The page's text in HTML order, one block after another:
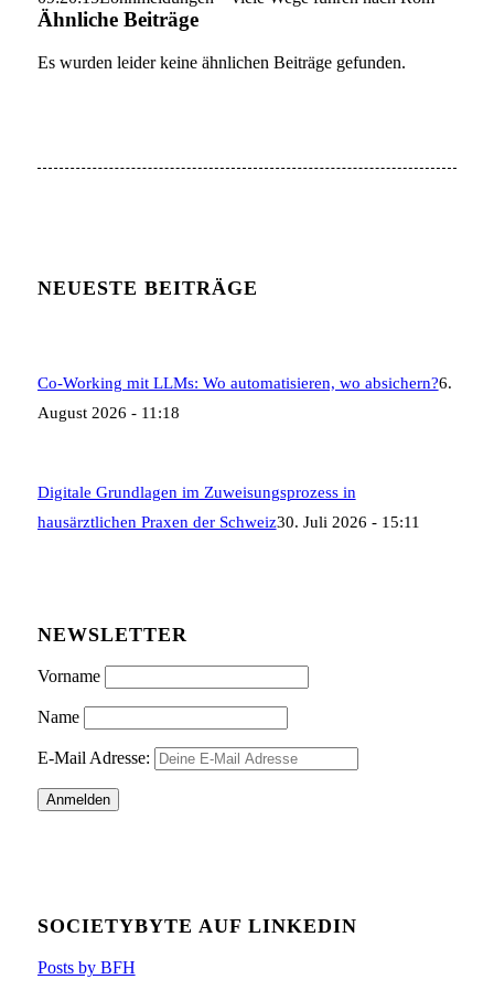
Ähnliche Beiträge
Es wurden leider keine ähnlichen Beiträge gefunden.
NEUESTE BEITRÄGE
Co-Working mit LLMs: Wo automatisieren, wo absichern?6.
August 2026 - 11:18
Digitale Grundlagen im Zuweisungsprozess in
hausärztlichen Praxen der Schweiz30. Juli 2026 - 15:11
NEWSLETTER
Vorname
Name
E-Mail Adresse:
SOCIETYBYTE AUF LINKEDIN
Posts by BFH